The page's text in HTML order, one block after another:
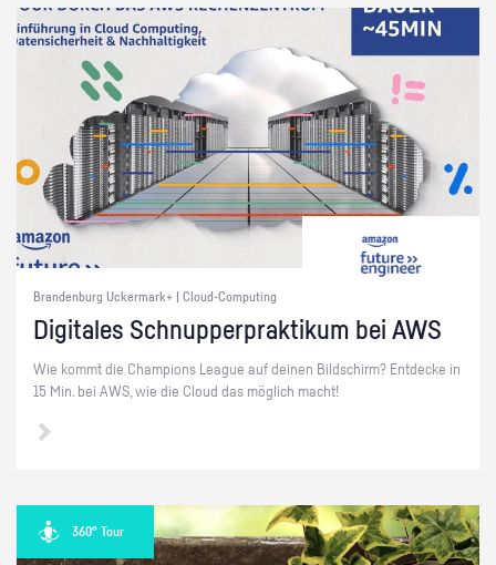
Brandenburg Uckermark+ | Cloud-Computing
Di­gi­ta­les Schnup­per­prak­ti­kum bei AWS
Wie kommt die Cham­pi­ons Le­ague auf dei­nen Bild­schirm? Ent­de­cke in
15 Min. bei AWS, wie die Cloud das mög­lich macht!
360° Tour